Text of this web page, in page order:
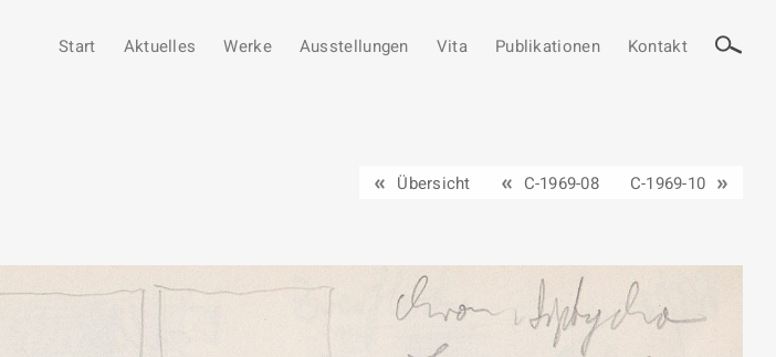
Start Aktuelles Werke Ausstellungen Vita Publikationen Kontakt
Übersicht C-1969-08 C-1969-10